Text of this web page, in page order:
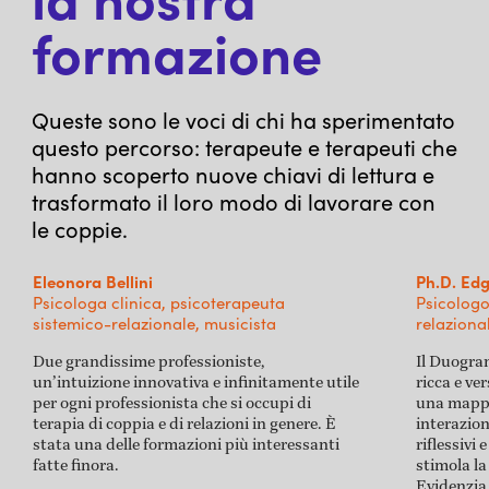
formazione
Queste sono le voci di chi ha sperimentato
questo percorso: terapeute e terapeuti che
hanno scoperto nuove chiavi di lettura e
trasformato il loro modo di lavorare con
le coppie.
Eleonora Bellini
Psicologa clinica, psicoterapeuta
sistemico-relazionale, musicista
​​Due grandissime professioniste,
un’intuizione innovativa e infinitamente utile
per ogni professionista che si occupi di
terapia di coppia e di relazioni in genere. È
stata una delle formazioni più interessanti
fatte finora.
Ph.D.
Il
ricca e
una
riflessivi
stimola